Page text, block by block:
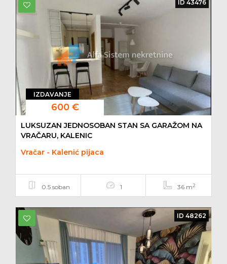
IZDAVANJE
600 €
ID 43476
LUKSUZAN JEDNOSOBAN STAN SA GARAŽOM NA
VRAČARU, KALENIC
Vračar - Kalenić pijaca
0.5 soban 1 36 m2
ID 48262